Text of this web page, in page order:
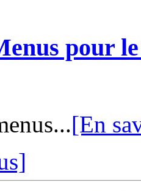
pour
[En